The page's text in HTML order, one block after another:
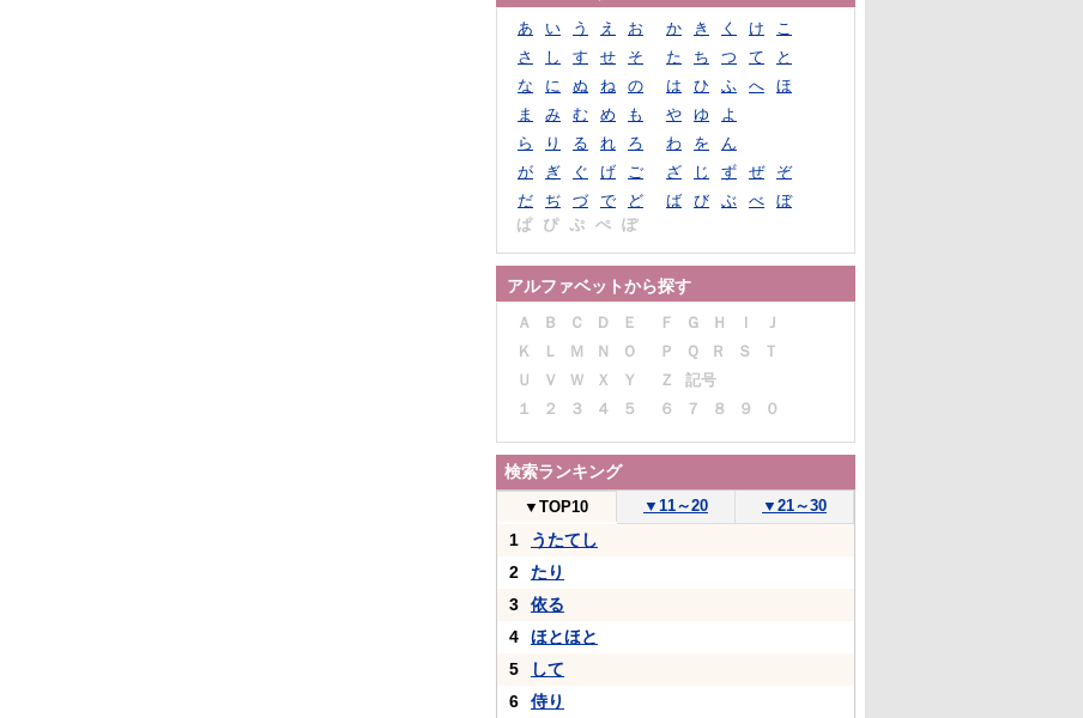
あ い う え お か き く け
こ
さ
し す せ そ た ち つ て
と
な
に ぬ ね の は ひ ふ へ
ほ
ま
み む め も や ゆ
よ
ら
り る れ ろ わ を
ん
が
ぎ ぐ げ ご ざ じ ず ぜ
ぞ
だ
ぢ づ で ど ば び ぶ べ
ぼ
ぱ
ぴ ぷ ぺ ぽ
アルファベットから探す
Ａ Ｂ Ｃ Ｄ Ｅ Ｆ Ｇ Ｈ Ｉ
Ｊ
Ｋ
Ｌ Ｍ Ｎ Ｏ Ｐ Ｑ Ｒ Ｓ
Ｔ
Ｕ
Ｖ Ｗ Ｘ Ｙ Ｚ
記号
１
２ ３ ４ ５ ６ ７ ８ ９ ０
検索ランキング
▼ TOP10 ▼ 11～20 ▼ 21～30
1
うたてし
2
たり
3
依る
4
ほとほと
5
して
6
侍り